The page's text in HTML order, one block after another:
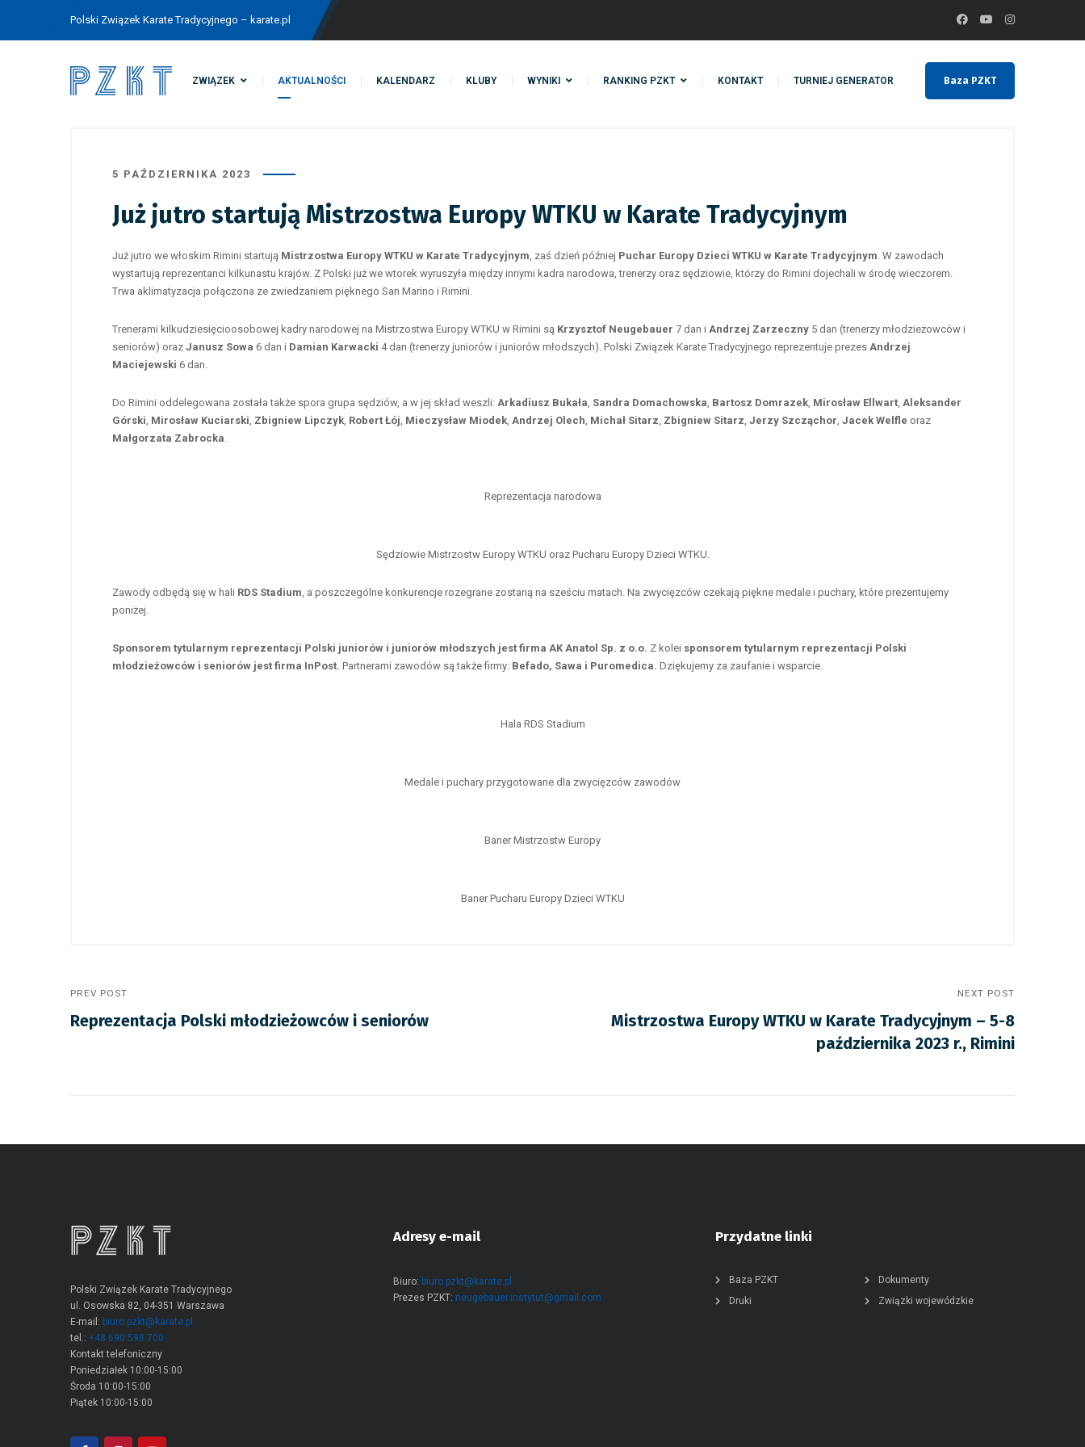
Polski Związek Karate Tradycyjnego – karate.pl
Baza PZKT
ZWIĄZEK AKTUALNOŚCI KALENDARZ KLUBY WYNIKI RANKING PZKT KONTAKT TURNIEJ GENERATOR
5 PAŹDZIERNIKA 2023
Już jutro startują Mistrzostwa Europy WTKU w Karate Tradycyjnym
Już jutro we włoskim Rimini startują Mistrzostwa Europy WTKU w Karate Tradycyjnym, zaś dzień później Puchar Europy Dzieci WTKU w Karate Tradycyjnym. W zawodach
wystartują reprezentanci kilkunastu krajów. Z Polski już we wtorek wyruszyła między innymi kadra narodowa, trenerzy oraz sędziowie, którzy do Rimini dojechali w środę wieczorem.
Trwa aklimatyzacja połączona ze zwiedzaniem pięknego San Marino i Rimini.
Trenerami kilkudziesięcioosobowej kadry narodowej na Mistrzostwa Europy WTKU w Rimini są Krzysztof Neugebauer 7 dan i Andrzej Zarzeczny 5 dan (trenerzy młodzieżowców i
seniorów) oraz Janusz Sowa 6 dan i Damian Karwacki 4 dan (trenerzy juniorów i juniorów młodszych). Polski Związek Karate Tradycyjnego reprezentuje prezes Andrzej
Maciejewski 6 dan.
Do Rimini oddelegowana została także spora grupa sędziów, a w jej skład weszli: Arkadiusz Bukała, Sandra Domachowska, Bartosz Domrazek, Mirosław Ellwart, Aleksander
Górski, Mirosław Kuciarski, Zbigniew Lipczyk, Robert Łój, Mieczysław Miodek, Andrzej Olech, Michał Sitarz, Zbigniew Sitarz, Jerzy Szcząchor, Jacek Welfle oraz
Małgorzata Zabrocka.
Reprezentacja narodowa
Sędziowie Mistrzostw Europy WTKU oraz Pucharu Europy Dzieci WTKU.
Zawody odbędą się w hali RDS Stadium, a poszczególne konkurencje rozegrane zostaną na sześciu matach. Na zwycięzców czekają piękne medale i puchary, które prezentujemy
poniżej.
Sponsorem tytularnym reprezentacji Polski juniorów i juniorów młodszych jest firma AK Anatol Sp. z o.o. Z kolei sponsorem tytularnym reprezentacji Polski
młodzieżowców i seniorów jest firma InPost. Partnerami zawodów są także firmy: Befado, Sawa i Puromedica. Dziękujemy za zaufanie i wsparcie.
Hala RDS Stadium
Medale i puchary przygotowane dla zwycięzców zawodów
Baner Mistrzostw Europy
Baner Pucharu Europy Dzieci WTKU
PREV POST
Reprezentacja Polski młodzieżowców i seniorów
NEXT POST
Mistrzostwa Europy WTKU w Karate Tradycyjnym – 5-8
października 2023 r., Rimini
Polski Związek Karate Tradycyjnego
ul. Osowska 82, 04-351 Warszawa
E-mail: biuro.pzkt@karate.pl
tel.: +48 690 598 700
Kontakt telefoniczny
Poniedziałek 10:00-15:00
Środa 10:00-15:00
Piątek 10:00-15:00
Adresy e-mail
Biuro: biuro.pzkt@karate.pl
Prezes PZKT: neugebauer.instytut@gmail.com
Przydatne linki
Baza PZKT
Dokumenty
Druki
Związki wojewódzkie